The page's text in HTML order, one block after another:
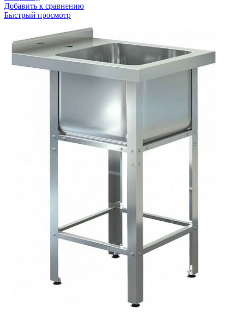
Добавить к сравнению
Быстрый просмотр